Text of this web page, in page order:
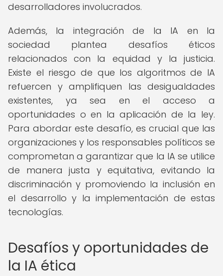
desarrolladores involucrados.
Además, la integración de la IA en la
sociedad plantea desafíos éticos
relacionados con la equidad y la justicia.
Existe el riesgo de que los algoritmos de IA
refuercen y amplifiquen las desigualdades
existentes, ya sea en el acceso a
oportunidades o en la aplicación de la ley.
Para abordar este desafío, es crucial que las
organizaciones y los responsables políticos se
comprometan a garantizar que la IA se utilice
de manera justa y equitativa, evitando la
discriminación y promoviendo la inclusión en
el desarrollo y la implementación de estas
tecnologías.
Desafíos y oportunidades de
la IA ética